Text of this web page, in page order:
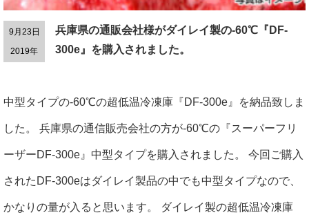
9月23日
2019年
兵庫県の通販会社様がダイレイ製の-60℃『DF-
300e』を購入されました。
中型タイプの-60℃の超低温冷凍庫『DF-300e』を納品致しま
した。 兵庫県の通信販売会社の方が-60℃の『スーパーフリ
ーザーDF-300e』中型タイプを購入されました。 今回ご購入
されたDF-300eはダイレイ製品の中でも中型タイプなので、
かなりの量が入ると思います。 ダイレイ製の超低温冷凍庫